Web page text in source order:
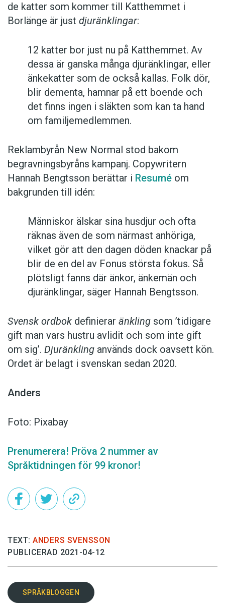
de katter som kommer till Katthemmet i
Borlänge är just djuränklingar:
12 katter bor just nu på Katthemmet. Av
dessa är ganska många djuränklingar, eller
änkekatter som de också kallas. Folk dör,
blir dementa, hamnar på ett boende och
det finns ingen i släkten som kan ta hand
om familjemedlemmen.
Reklambyrån New Normal stod bakom
begravningsbyråns kampanj. Copywritern
Hannah Bengtsson berättar i Resumé om
bakgrunden till idén:
Människor älskar sina husdjur och ofta
räknas även de som närmast anhöriga,
vilket gör att den dagen döden knackar på
blir de en del av Fonus största fokus. Så
plötsligt fanns där änkor, änkemän och
djuränklingar, säger Hannah Bengtsson.
Svensk ordbok definierar änkling som ’tidigare
gift man vars hustru av­lidit och som inte gift
om sig’. Djuränkling används dock oavsett kön.
Ordet är belagt i svenskan sedan 2020.
Anders
Foto: Pixabay
Prenumerera! Pröva 2 nummer av
Språktidningen för 99 kronor!
TEXT: ANDERS SVENSSON
PUBLICERAD 2021-04-12
SPRÅKBLOGGEN